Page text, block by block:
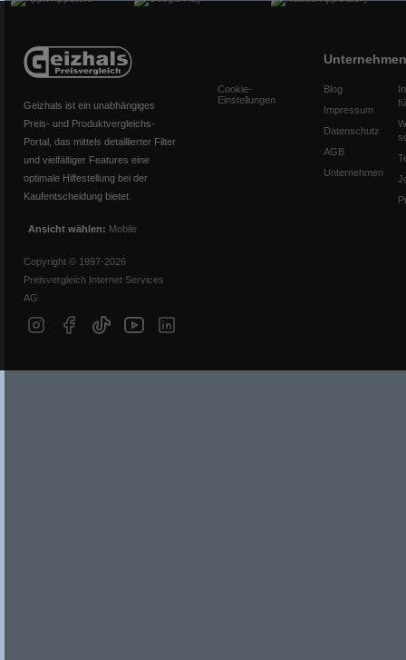
Geizhals ist ein unabhängiges
Preis- und Produktvergleichs-
Portal, das mittels detaillierter Filter
und vielfältiger Features eine
optimale Hilfestellung bei der
Kaufentscheidung bietet.
Ansicht wählen: Mobile
Copyright © 1997-2026
Preisvergleich Internet Services
AG
Cookie-
Einstellungen
Unternehmen
Blog
Impressum
Datenschutz
AGB
Unternehmen